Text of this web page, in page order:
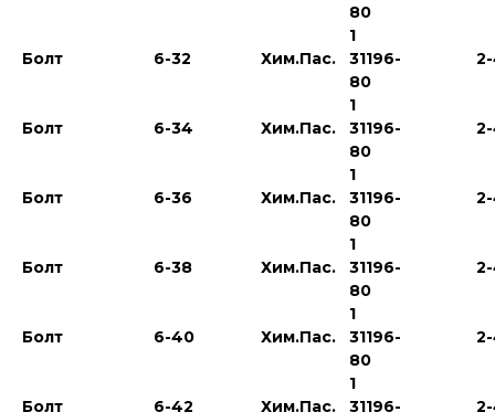
80
Болт 6-32 Хим.Пас.
1
31196-
80
Болт 6-34 Хим.Пас.
1
31196-
80
Болт 6-36 Хим.Пас.
1
31196-
80
Болт 6-38 Хим.Пас.
1
31196-
80
Болт 6-40 Хим.Пас.
1
31196-
80
Болт 6-42 Хим.Пас.
1
31196-